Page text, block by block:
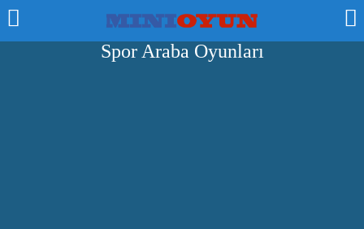
Spor Araba Oyunları